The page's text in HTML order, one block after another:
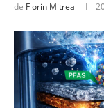
de Florin Mitrea